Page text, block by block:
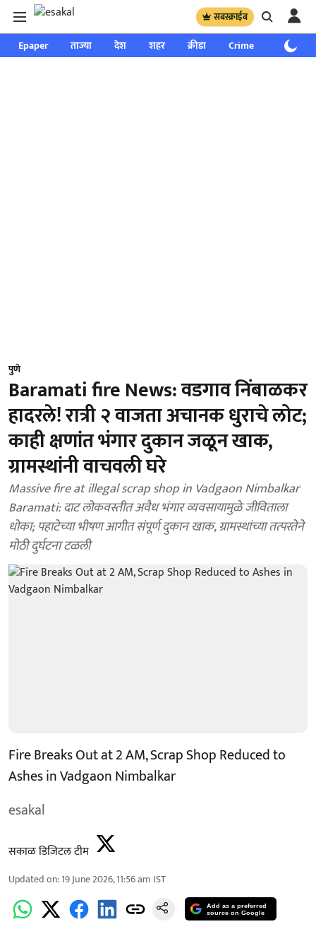
सबस्क्राईब
Epaper ताज्या देश शहर क्रीडा Crime साप्ताहिक
पुणे
Baramati fire News: वडगाव निंबाळकर
हादरले! रात्री २ वाजता अचानक धुराचे लोट;
काही क्षणांत भंगार दुकान जळून खाक,
ग्रामस्थांनी वाचवली घरे
Massive fire at illegal scrap shop in Vadgaon Nimbalkar
Baramati: दाट लोकवस्तीत अवैध भंगार व्यवसायामुळे जीविताला
धोका; पहाटेच्या भीषण आगीत संपूर्ण दुकान खाक, ग्रामस्थांच्या तत्परतेने
मोठी दुर्घटना टळली
Fire Breaks Out at 2 AM, Scrap Shop Reduced to
Ashes in Vadgaon Nimbalkar
esakal
सकाळ डिजिटल टीम
Updated on:19 June 2026, 11:56 am IST
Add as a preferred
source on Google